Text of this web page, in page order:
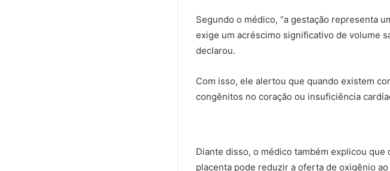
Segundo o médico, “a gestação representa
exige um acréscimo significativo de volume
declarou.
Com isso, ele alertou que quando existem
congênitos no coração ou insuficiência
Diante disso, o médico também explicou
placenta pode reduzir a oferta de oxigênio